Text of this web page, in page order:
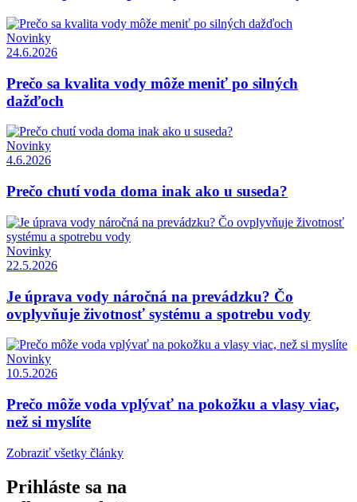
Novinky
24.6.2026
Prečo sa kvalita vody môže meniť po silných
dažďoch
Novinky
4.6.2026
Prečo chutí voda doma inak ako u suseda?
Novinky
22.5.2026
Je úprava vody náročná na prevádzku? Čo
ovplyvňuje životnosť systému a spotrebu vody
Novinky
10.5.2026
Prečo môže voda vplývať na pokožku a vlasy viac,
než si myslíte
Zobraziť všetky články
Prihláste sa na